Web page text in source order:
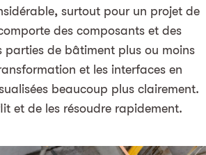
surtout pour un projet de
des composants et des
parties de bâtiment plus ou moins
et les interfaces en
beaucoup plus clairement.
et de les résoudre rapidement.